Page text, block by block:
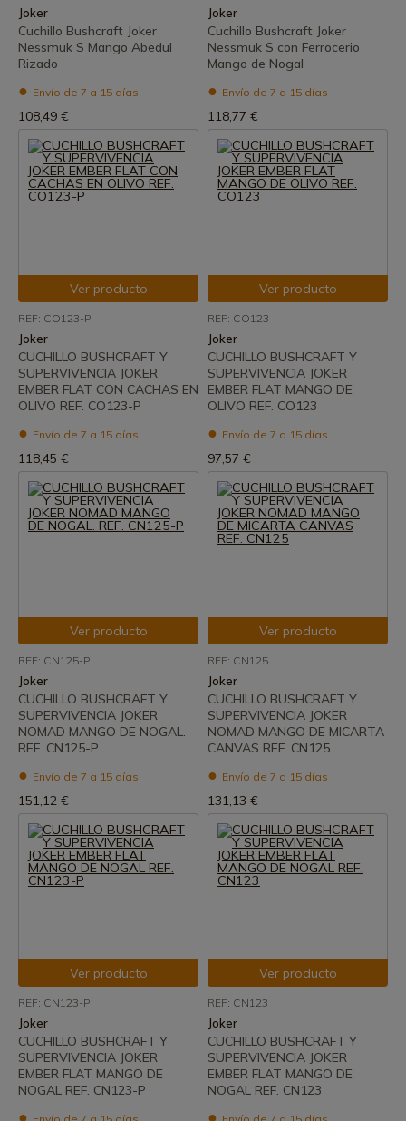
Joker
Cuchillo Bushcraft Joker
Nessmuk S Mango Abedul
Rizado
Envío de 7 a 15 días
108,49 €
Joker
Cuchillo Bushcraft Joker
Nessmuk S con Ferrocerio
Mango de Nogal
Envío de 7 a 15 días
118,77 €
Ver producto
REF: CO123-P
Joker
CUCHILLO BUSHCRAFT Y
SUPERVIVENCIA JOKER
EMBER FLAT CON CACHAS EN
OLIVO REF. CO123-P
Envío de 7 a 15 días
118,45 €
Ver producto
REF: CO123
Joker
CUCHILLO BUSHCRAFT Y
SUPERVIVENCIA JOKER
EMBER FLAT MANGO DE
OLIVO REF. CO123
Envío de 7 a 15 días
97,57 €
Ver producto
REF: CN125-P
Joker
CUCHILLO BUSHCRAFT Y
SUPERVIVENCIA JOKER
NOMAD MANGO DE NOGAL.
REF. CN125-P
Envío de 7 a 15 días
151,12 €
Ver producto
REF: CN125
Joker
CUCHILLO BUSHCRAFT Y
SUPERVIVENCIA JOKER
NOMAD MANGO DE MICARTA
CANVAS REF. CN125
Envío de 7 a 15 días
131,13 €
Ver producto
REF: CN123-P
Joker
CUCHILLO BUSHCRAFT Y
SUPERVIVENCIA JOKER
EMBER FLAT MANGO DE
NOGAL REF. CN123-P
Ver producto
REF: CN123
Joker
CUCHILLO BUSHCRAFT Y
SUPERVIVENCIA JOKER
EMBER FLAT MANGO DE
NOGAL REF. CN123